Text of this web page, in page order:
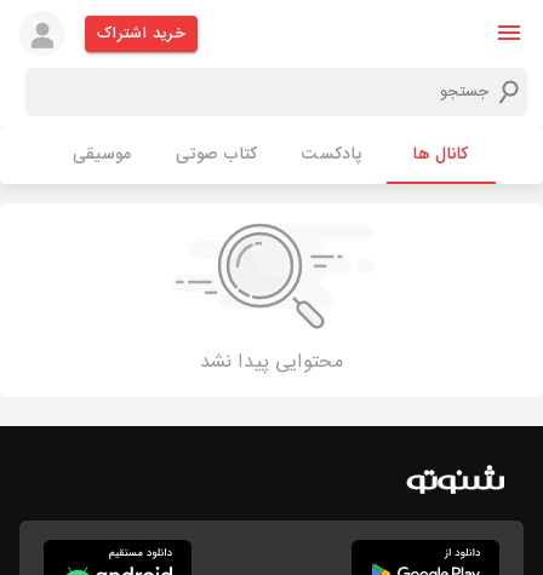
خرید اشتراک
کانال ها پادکست کتاب صوتی موسیقی
محتوایی پیدا نشد